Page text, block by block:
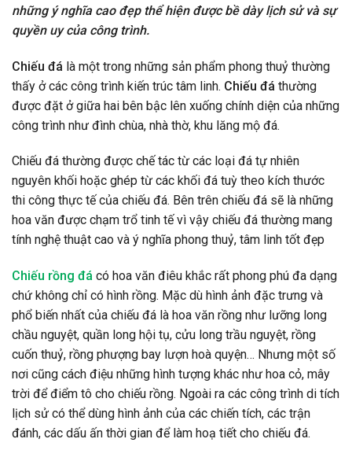
những ý nghĩa cao đẹp thể hiện được bề dày lịch sử và sự
quyền uy của công trình.
Chiếu đá là một trong những sản phẩm phong thuỷ thường
thấy ở các công trình kiến trúc tâm linh. Chiếu đá thường
được đặt ở giữa hai bên bậc lên xuống chính diện của những
công trình như đình chùa, nhà thờ, khu lăng mộ đá.
Chiếu đá thường được chế tác từ các loại đá tự nhiên
nguyên khối hoặc ghép từ các khối đá tuỳ theo kích thước
thi công thực tế của chiếu đá. Bên trên chiếu đá sẽ là những
hoa văn được chạm trổ tinh tế vì vậy chiếu đá thường mang
tính nghệ thuật cao và ý nghĩa phong thuỷ, tâm linh tốt đẹp
Chiếu rồng đá có hoa văn điêu khắc rất phong phú đa dạng
chứ không chỉ có hình rồng. Mặc dù hình ảnh đặc trưng và
phổ biến nhất của chiếu đá là hoa văn rồng như lưỡng long
chầu nguyệt, quần long hội tụ, cửu long trầu nguyệt, rồng
cuốn thuỷ, rồng phượng bay lượn hoà quyện… Nhưng một số
nơi cũng cách điệu những hình tượng khác như hoa cỏ, mây
trời để điểm tô cho chiếu rồng. Ngoài ra các công trình di tích
lịch sử có thể dùng hình ảnh của các chiến tích, các trận
đánh, các dấu ấn thời gian để làm hoạ tiết cho chiếu đá.